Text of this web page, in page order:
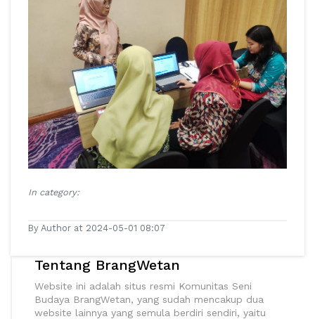
In category:
By Author at 2024-05-01 08:07
Tentang BrangWetan
Website ini adalah situs resmi Komunitas Seni
Budaya BrangWetan, yang sudah mencakup dua
website lainnya yang semula berdiri sendiri, yaitu